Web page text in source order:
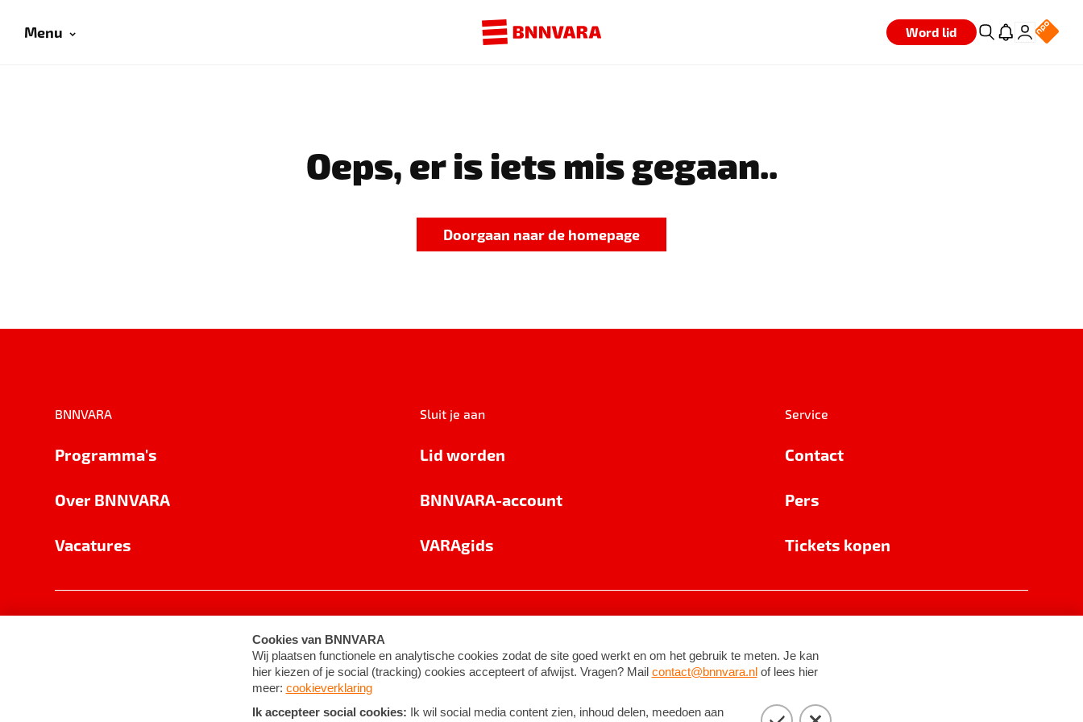
Menu Word lid
Oeps, er is iets mis gegaan..
Doorgaan naar de homepage
BNNVARA
Programma's
Over BNNVARA
Vacatures
Sluit je aan
Lid worden
BNNVARA-account
VARAgids
Service
Contact
Pers
Tickets kopen
Cookie-instellingen Algemene voorwaarden ©2026BNNVARA